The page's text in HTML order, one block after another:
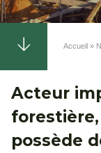
Accueil
Acteur
possède